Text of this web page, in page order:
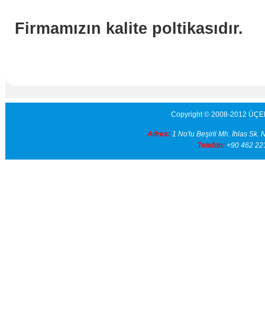
Firmamızın kalite poltikasıdır.
Copyright © 2008-2012 ÜÇEL ECZA
Adres: 1 No'lu Beşirli Mh. İhlas Sk.
Telefon:+90 462